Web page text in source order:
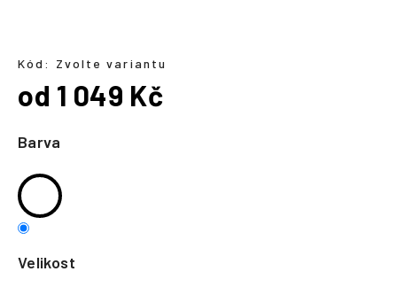
Barva
Velikost
Kód: Zvolte variantu
od 1 049 Kč
cena:
í
t
?